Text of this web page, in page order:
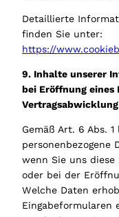
Detaillierte
finden Sie unter:
https://
9. Inhalte unserer
bei Eröffnung eines
Vertragsabwicklung
Gemäß Art. 6 Abs.
personenbezogene
wenn Sie uns
oder bei der
Welche Daten
Eingabeformularen